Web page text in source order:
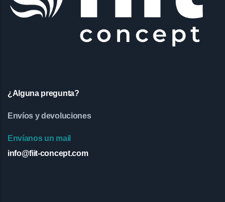
¿Alguna pregunta?
Envíos y devoluciones
Envíanos un mail
info@fiit-concept.com